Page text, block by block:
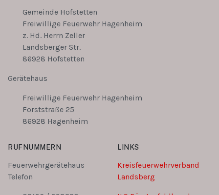
Gemeinde Hofstetten
Freiwillige Feuerwehr Hagenheim
z. Hd. Herrn Zeller
Landsberger Str.
86928 Hofstetten
Gerätehaus
Freiwillige Feuerwehr Hagenheim
Forststraße 25
86928 Hagenheim
RUFNUMMERN
Feuerwehrgerätehaus
Telefon
LINKS
Kreisfeuerwehrverband
Landsberg